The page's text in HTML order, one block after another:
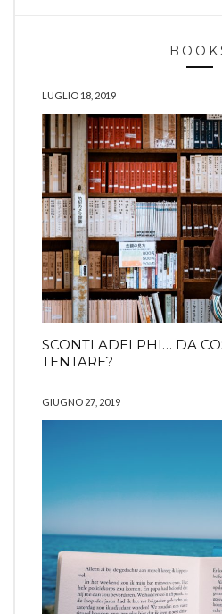
LUGLIO 18, 2019
SCONTI ADELPHI… DA
TENTARE?
GIUGNO 27, 2019